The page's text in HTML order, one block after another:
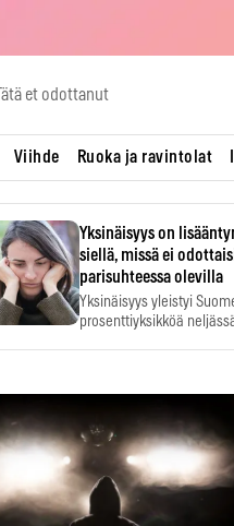
Tätä et odottanut
Viihde Ruoka ja ravintolat
Yksinäisyys on
siellä, missä ei
parisuhteessa olevilla
Yksinäisyys yleistyi
prosenttiyksikköä